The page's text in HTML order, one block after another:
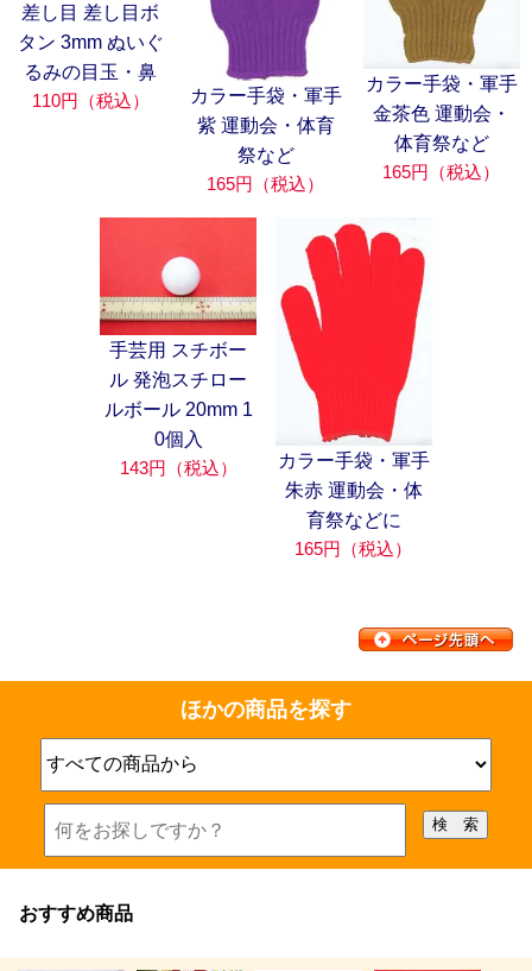
差し目 差し目ボ
タン 3mm ぬいぐ
るみの目玉・鼻
110円（税込）
カラー手袋・軍手
紫 運動会・体育
祭など
165円（税込）
カラー手袋・軍手
金茶色 運動会・
体育祭など
165円（税込）
手芸用 スチボー
ル 発泡スチロー
ルボール 20mm 1
0個入
143円（税込）
カラー手袋・軍手
朱赤 運動会・体
育祭などに
165円（税込）
ほかの商品を探す
おすすめ商品